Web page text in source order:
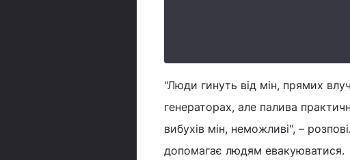
"Люди гинуть від мін, прямих
генераторах, але палива
вибухів мін, неможливі", –
допомагає людям евакуюватися.